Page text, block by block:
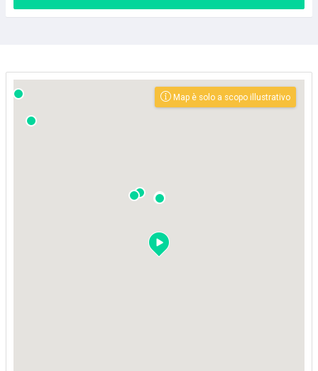
Map è solo a scopo illustrativo